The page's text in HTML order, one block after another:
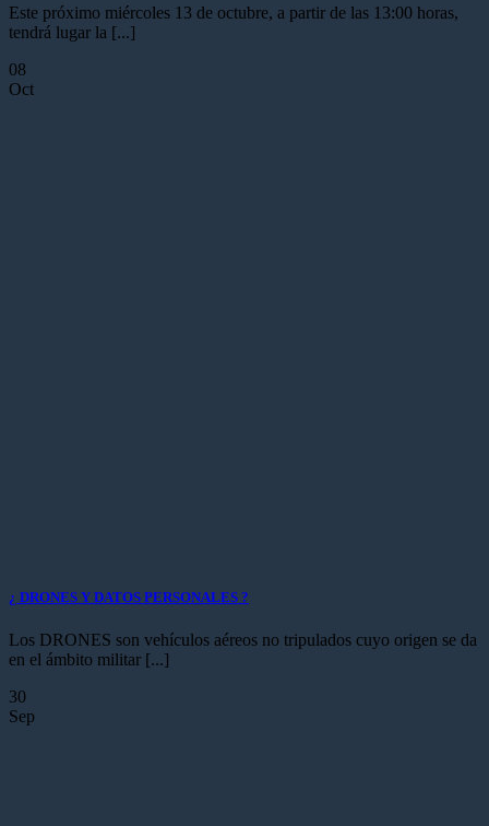
Este próximo miércoles 13 de octubre, a partir de las 13:00 horas,
tendrá lugar la [...]
08
Oct
¿ DRONES Y DATOS PERSONALES ?
Los DRONES son vehículos aéreos no tripulados cuyo origen se da
en el ámbito militar [...]
30
Sep